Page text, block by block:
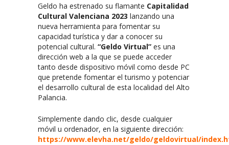
Geldo ha estrenado su flamante Capitalidad
Cultural Valenciana 2023 lanzando una
nueva herramienta para fomentar su
capacidad turística y dar a conocer su
potencial cultural. “Geldo Virtual” es una
dirección web a la que se puede acceder
tanto desde dispositivo móvil como desde PC
que pretende fomentar el turismo y potenciar
el desarrollo cultural de esta localidad del Alto
Palancia.
Simplemente dando clic, desde cualquier
móvil u ordenador, en la siguiente dirección:
https://www.elevha.net/geldo/geldovirtual/